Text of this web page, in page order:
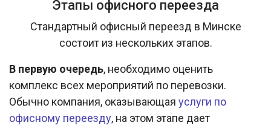
Этапы офисного переезда
Стандартный офисный переезд в Минске
состоит из нескольких этапов.
В первую очередь, необходимо оценить
комплекс всех мероприятий по перевозки.
Обычно компания, оказывающая услуги по
офисному переезду, на этом этапе дает